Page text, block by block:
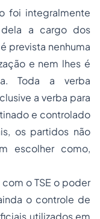
foi integralmente
dela a cargo dos
prevista nenhuma
e nem lhes é
Toda a verba
a verba para
e controlado
os partidos não
escolher como,
o TSE o poder
o controle de
utilizados em